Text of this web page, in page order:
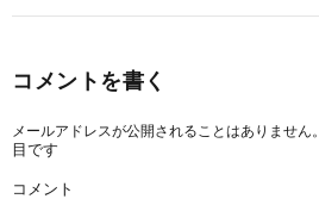
コメントを書く
メールアドレスが公開されることはありません。
目です
コメント